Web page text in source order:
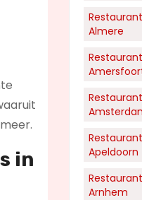
in
Almere
Apeldoorn
Arnhem